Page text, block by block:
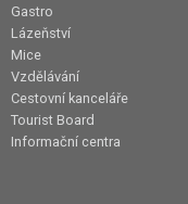
Gastro
Lázeňství
Mice
Vzdělávání
Cestovní kanceláře
Tourist Board
Informační centra